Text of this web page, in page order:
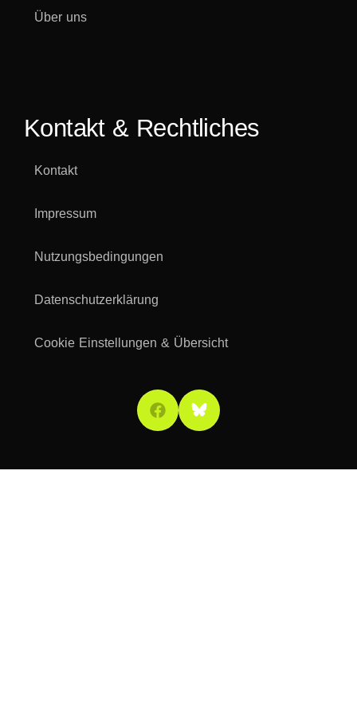
Über uns
Kontakt & Rechtliches
Kontakt
Impressum
Nutzungsbedingungen
Datenschutzerklärung
Cookie Einstellungen & Übersicht